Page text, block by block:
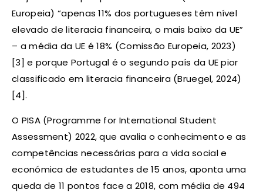
Europeia) “apenas 11% dos portugueses têm nível
elevado de literacia financeira, o mais baixo da UE”
– a média da UE é 18% (Comissão Europeia, 2023)
[3] e porque Portugal é o segundo país da UE pior
classificado em literacia financeira (Bruegel, 2024)
[4].
O PISA (Programme for International Student
Assessment) 2022, que avalia o conhecimento e as
competências necessárias para a vida social e
económica de estudantes de 15 anos, aponta uma
queda de 11 pontos face a 2018, com média de 494